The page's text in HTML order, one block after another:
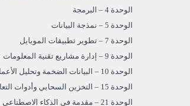
الوحدة 4 – البرمجة
الوحدة 5 – نمذجة البيانات
الوحدة 7 – تطوير تطبيقات الموبايل
الوحدة 9 – إدارة مشاريع تقنية المعلومات
الوحدة 10 – البيانات الضخمة وتحليل الأعمال
الوحدة 15 – التخزين السحابي وأدوات التعاون
الوحدة 21 – مقدمة في الذكاء الاصطناعي